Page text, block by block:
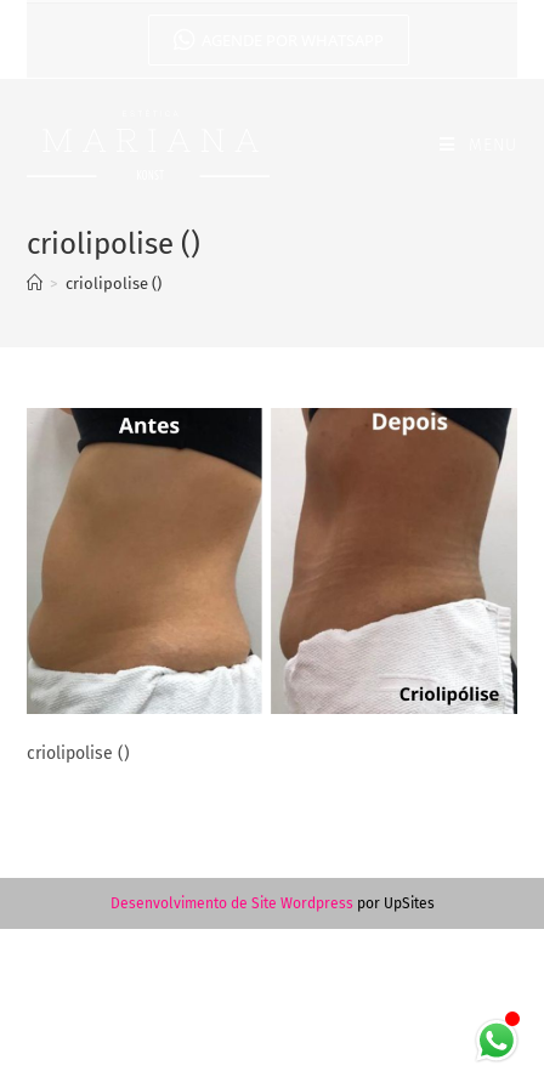
criolipolise ()
> criolipolise ()
criolipolise ()
Desenvolvimento de Site Wordpress por UpSites